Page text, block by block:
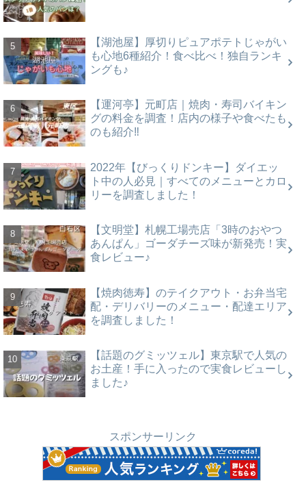
【湖池屋】厚切りピュアポテトじゃがい
も心地6種紹介！食べ比べ！独自ランキ
ングも♪
【運河亭】元町店｜焼肉・寿司バイキン
グの料金を調査！店内の様子や食べたも
のも紹介‼
2022年【びっくりドンキー】ダイエッ
ト中の人必見｜すべてのメニューとカロ
リーを調査しました！
【文明堂】札幌工場売店「3時のおやつ
あんぱん」ゴーダチーズ味が新発売！実
食レビュー♪
【焼肉徳寿】のテイクアウト・お弁当宅
配・デリバリーのメニュー・配達エリア
を調査しました！
【話題のグミッツェル】東京駅で人気の
お土産！手に入ったので実食レビューし
ました♪
スポンサーリンク